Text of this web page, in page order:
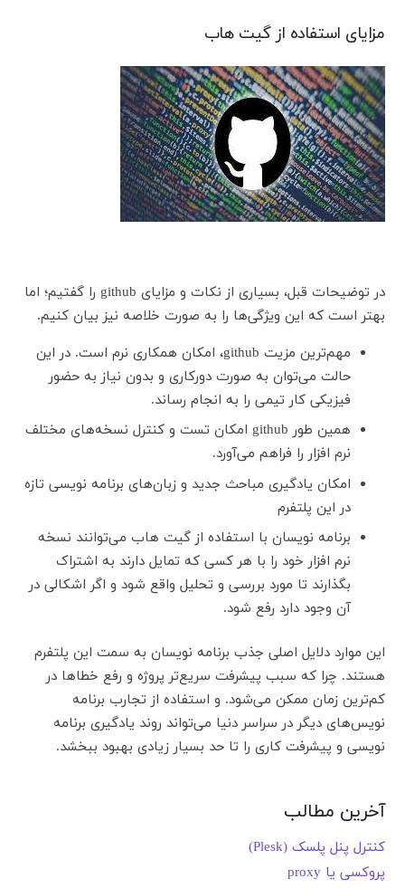
مزایای استفاده از گیت هاب
در توضیحات قبل، بسیاری از نکات و مزایای github را گفتیم؛ اما
بهتر است که این ویژگی‌‌ها را به صورت خلاصه نیز بیان کنیم.
مهم‌ترین مزیت github، امکان همکاری نرم است. در این
حالت می‌توان به صورت دورکاری و بدون نیاز به حضور
فیزیکی کار تیمی را به انجام رساند.
همین طور github امکان تست و کنترل نسخه‌های مختلف
نرم افزار را فراهم می‌‌آورد.
امکان یادگیری مباحث جدید و زبان‌های برنامه نویسی تازه
در این پلتفرم
برنامه نویسان با استفاده از گیت هاب می‌توانند نسخه
نرم افزار خود را با هر کسی که تمایل دارند به اشتراک
بگذارند تا مورد بررسی و تحلیل واقع شود و اگر اشکالی در
آن وجود دارد رفع شود.
این موارد دلایل اصلی جذب برنامه نویسان به سمت این پلتفرم
هستند. چرا که سبب پیشرفت سریع‌تر پروژه و رفع خطاها در
کم‌ترین زمان ممکن می‌شود. و استفاده از تجارب برنامه
نویس‌های دیگر در سراسر دنیا می‌تواند روند یادگیری برنامه
نویسی و پیشرفت کاری را تا حد بسیار زیادی بهبود ببخشد.
آخرین مطالب
کنترل پنل پلسک (Plesk)
پروکسی یا proxy